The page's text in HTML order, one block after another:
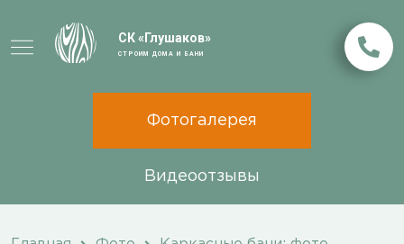
СК «Глушаков»
СТРОИМ ДОМА И БАНИ
Фотогалерея
Видеоотзывы